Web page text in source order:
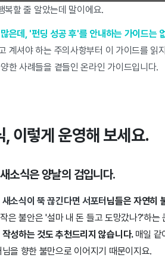
복할 줄 알았는데 말이에요.
은데, '펀딩 성공 후'를 안내하는 가이드는
계셔야 하는 주의사항부터 이 가이드를
한 사례들을 곁들인 온라인 가이드입니다.
, 이렇게 운영해 보세요.
소식은 양날의 검입니다.
소식이 뚝 끊긴다면 서포터 님들은 자연히
은 불안은 '설마 내 돈 들고 도망갔나?'하는
성하는 것도 추천드리지 않습니다. 매일 같
을 향한 불만으로 이어지기 때문이지요.